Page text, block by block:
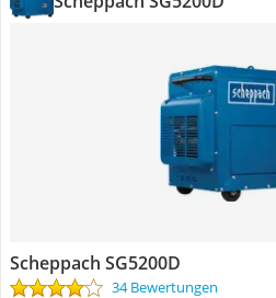
Scheppach SG5200D
34 Bewertungen